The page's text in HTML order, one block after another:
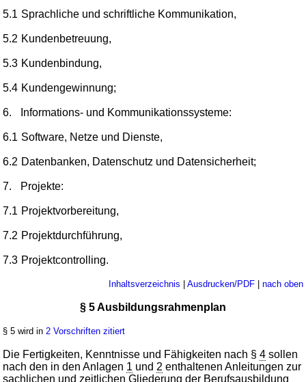
5.1 Sprachliche und schriftliche Kommunikation,
5.2 Kundenbetreuung,
5.3 Kundenbindung,
5.4 Kundengewinnung;
6. Informations- und Kommunikationssysteme:
6.1 Software, Netze und Dienste,
6.2 Datenbanken, Datenschutz und Datensicherheit;
7. Projekte:
7.1 Projektvorbereitung,
7.2 Projektdurchführung,
7.3 Projektcontrolling.
Inhaltsverzeichnis | Ausdrucken/PDF| nach oben
§ 5 Ausbildungsrahmenplan
§ 5 wird in 2 Vorschriften zitiert
Die Fertigkeiten, Kenntnisse und Fähigkeiten nach §4 sollen
nach den in den Anlagen 1 und 2 enthaltenen Anleitungen zur
sachlichen und zeitlichen Gliederung der Berufsausbildung